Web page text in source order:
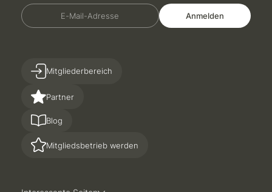
E-Mail-Adresse Anmelden
Partner
Blog
Mitgliedsbetrieb werden
Mitgliederbereich